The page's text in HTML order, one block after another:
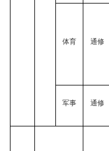
体育 通修
军事 通修